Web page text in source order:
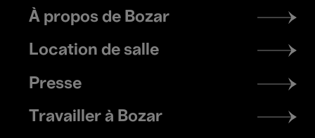
Footer
menu
À propos de Bozar
Location de salle
Presse
Travailler à Bozar